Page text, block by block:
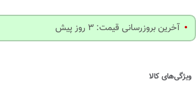
آخرین بروزرسانی قیمت: 3 روز پیش